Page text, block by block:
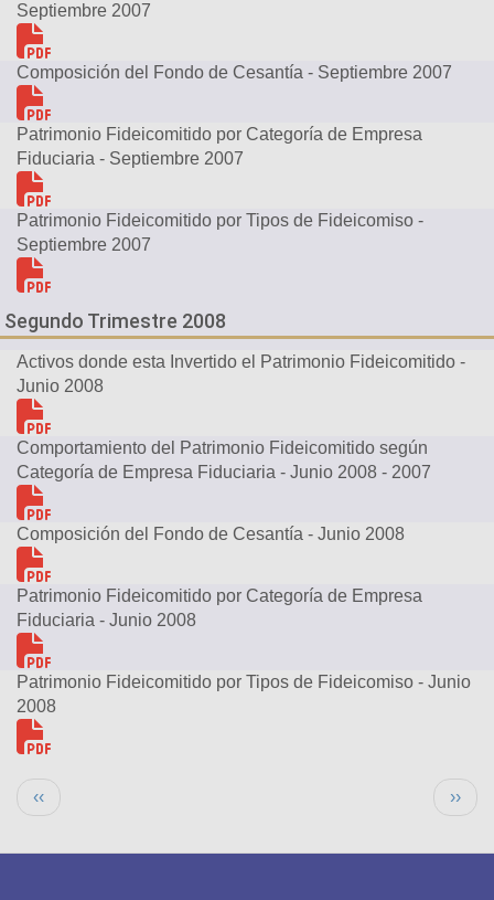
Septiembre 2007
Composición del Fondo de Cesantía - Septiembre 2007
Patrimonio Fideicomitido por Categoría de Empresa
Fiduciaria - Septiembre 2007
Patrimonio Fideicomitido por Tipos de Fideicomiso -
Septiembre 2007
Segundo Trimestre 2008
Activos donde esta Invertido el Patrimonio Fideicomitido -
Junio 2008
Comportamiento del Patrimonio Fideicomitido según
Categoría de Empresa Fiduciaria - Junio 2008 - 2007
Composición del Fondo de Cesantía - Junio 2008
Patrimonio Fideicomitido por Categoría de Empresa
Fiduciaria - Junio 2008
Patrimonio Fideicomitido por Tipos de Fideicomiso - Junio
2008
Paginación
Página anterior
‹‹ ››